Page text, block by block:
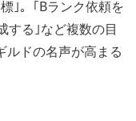
｣。｢Bランク依頼を
する｣など複数の目
ルドの名声が高まる